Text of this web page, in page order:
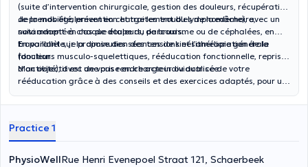
(suite d’intervention chirurgicale, gestion des douleurs, récupération
de la mobilité, prévention et traitement du lymphœdème), avec un
suivi adapté à chaque étape du parcours.
Je prends également en charge les troubles de la mâchoire,
notamment en cas de douleurs, de bruxisme ou de céphalées, en
travaillant sur la diminution des tensions et l’amélioration de la
fonction.
En parallèle, je propose des séances de kinésithérapie générale
(douleurs musculo-squelettiques, rééducation fonctionnelle, reprise
d’activité), avec une prise en charge individualisée.
Mon objectif est de vous rendre acteur ou actrice de votre
rééducation grâce à des conseils et des exercices adaptés, pour un
Practice 1
PhysioWellRue Henri Evenepoel Straat 121, Schaerbeek